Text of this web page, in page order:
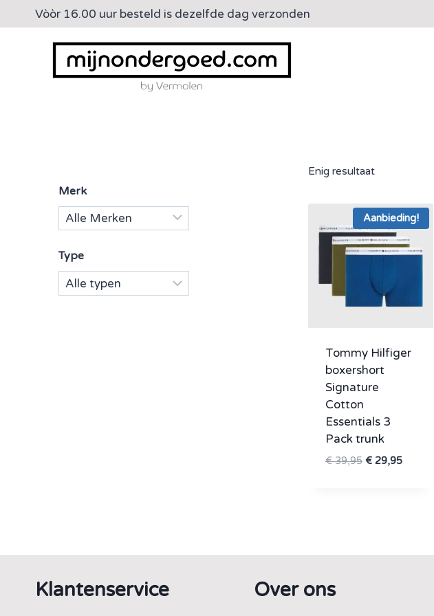
Doorgaan
naar
Vòòr 16.00 uur besteld is dezelfde dag verzonden
Enig resultaat
Aanbieding!
Tommy Hilfiger
boxershort
Signature
Cotton
Essentials 3
Pack trunk
€39,95 Oorspronkelijke
€29,95Huidige
Merk
Type
Klantenservice Over ons